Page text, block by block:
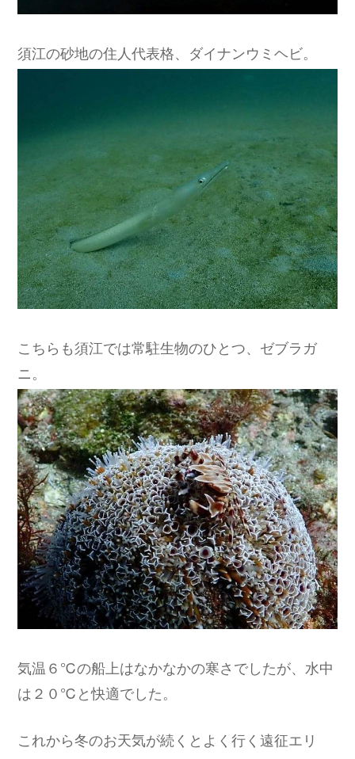
須江の砂地の住人代表格、ダイナンウミヘビ。
こちらも須江では常駐生物のひとつ、ゼブラガ
ニ。
気温６℃の船上はなかなかの寒さでしたが、水中
は２０℃と快適でした。
これから冬のお天気が続くとよく行く遠征エリ